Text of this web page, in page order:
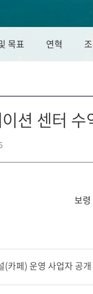
목표 연혁
션 센터
보
(카페) 운영 사업자 공